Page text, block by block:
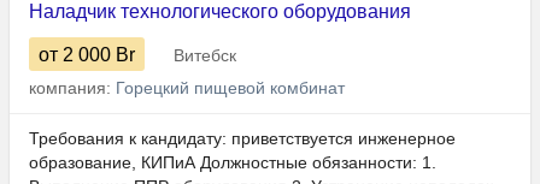
Наладчик технологического оборудования
от 2 000 Br
Витебск
компания: Горецкий пищевой комбинат
Требования к кандидату: приветствуется инженерное
образование, КИПиА Должностные обязанности: 1.